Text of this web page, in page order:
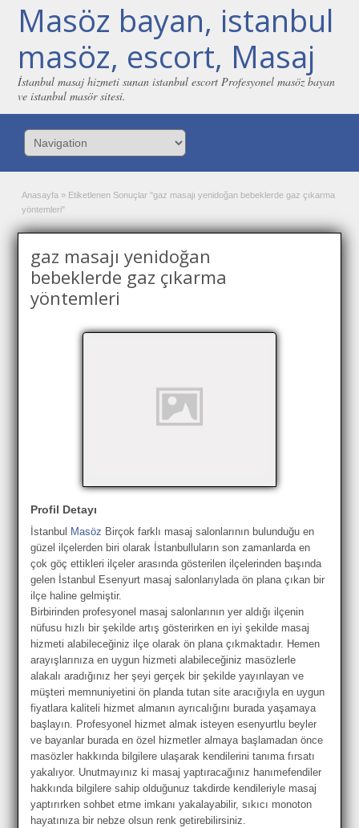
Masöz bayan, istanbul
masöz, escort, Masaj
İstanbul masaj hizmeti sunan istanbul escort Profesyonel masöz bayan
ve istanbul masör sitesi.
Anasayfa » Etiketlenen Sonuçlar "gaz masajı yenidoğan bebeklerde gaz çıkarma
yöntemleri"
gaz masajı yenidoğan
bebeklerde gaz çıkarma
yöntemleri
Profil Detayı
İstanbul Masöz Birçok farklı masaj salonlarının bulunduğu en
güzel ilçelerden biri olarak İstanbulluların son zamanlarda en
çok göç ettikleri ilçeler arasında gösterilen ilçelerinden başında
gelen İstanbul Esenyurt masaj salonlarıylada ön plana çıkan bir
ilçe haline gelmiştir.
Birbirinden profesyonel masaj salonlarının yer aldığı ilçenin
nüfusu hızlı bir şekilde artış gösterirken en iyi şekilde masaj
hizmeti alabileceğiniz ilçe olarak ön plana çıkmaktadır. Hemen
arayışlarınıza en uygun hizmeti alabileceğiniz masözlerle
alakalı aradığınız her şeyi gerçek bir şekilde yayınlayan ve
müşteri memnuniyetini ön planda tutan site aracığıyla en uygun
fiyatlara kaliteli hizmet almanın ayrıcalığını burada yaşamaya
başlayın. Profesyonel hizmet almak isteyen esenyurtlu beyler
ve bayanlar burada en özel hizmetler almaya başlamadan önce
masözler hakkında bilgilere ulaşarak kendilerini tanıma fırsatı
yakalıyor. Unutmayınız ki masaj yaptıracağınız hanımefendiler
hakkında bilgilere sahip olduğunuz takdirde kendileriyle masaj
yaptırırken sohbet etme imkanı yakalayabilir, sıkıcı monoton
hayatınıza bir nebze olsun renk getirebilirsiniz.